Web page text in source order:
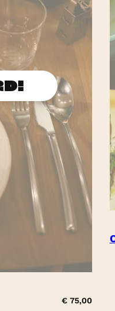
€75,00